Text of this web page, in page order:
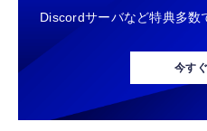
Discordサーバなど特典多数
今す